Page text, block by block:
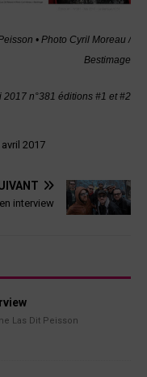
• Photo Cyril Moreau /
Bestimage
n°381 éditions #1 et #2
2017
interview
Las Dit Peisson